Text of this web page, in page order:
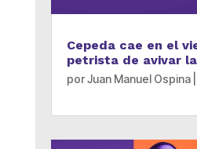
Cepeda cae en el
petrista de avivar
porJuan Manuel Ospina|